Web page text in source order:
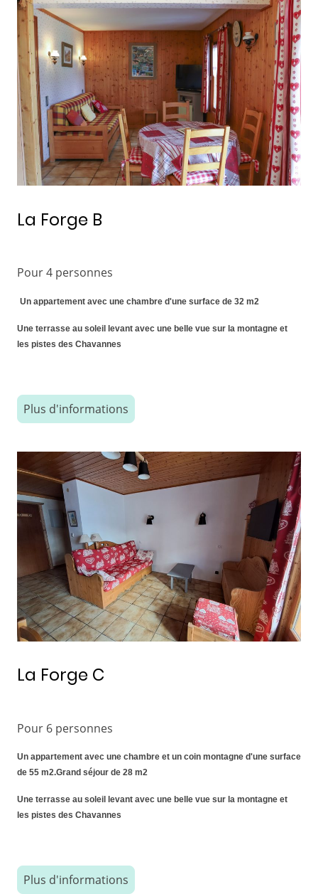
La Forge B
Pour 4 personnes
Un appartement avec une chambre d'une surface de 32 m2
Une terrasse au soleil levant avec une belle vue sur la montagne et
les pistes des Chavannes
Plus d'informations
La Forge C
Pour 6 personnes
Un appartement avec une chambre et un coin montagne d'une surface
de 55 m2.Grand séjour de 28 m2
Une terrasse au soleil levant avec une belle vue sur la montagne et
les pistes des Chavannes
Plus d'informations